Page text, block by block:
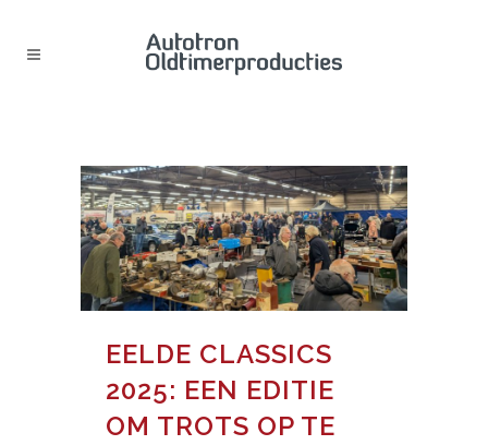
EELDE CLASSICS
2025: EEN EDITIE
OM TROTS OP TE